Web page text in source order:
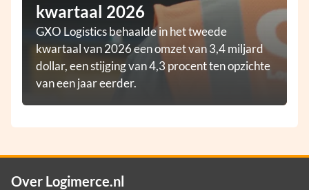
kwartaal 2026
GXO Logistics behaalde in het tweede
kwartaal van 2026 een omzet van 3,4 miljard
dollar, een stijging van 4,3 procent ten opzichte
van een jaar eerder.
Over Logimerce.nl